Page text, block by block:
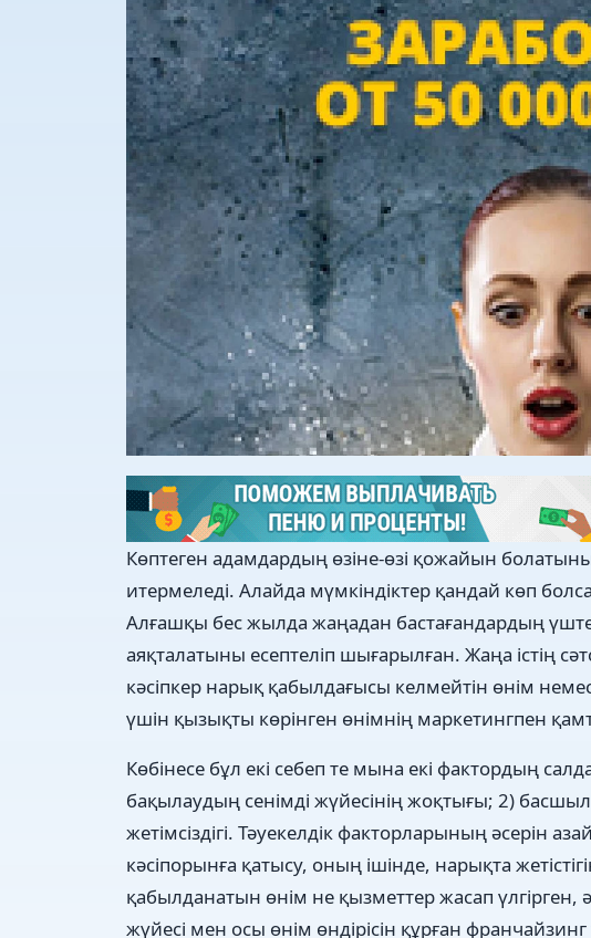
Көптеген адамдардың өзіне-өзі қожайын
итермеледі. Алайда мүмкіндіктер қандай көп
Алғашқы бес жылда жаңадан бастағандардың үштен
аяқталатыны есептеліп шығарылған. Жаңа істің
кәсіпкер нарық қабылдағысы келмейтін өнім
үшін қызықты көрінген өнімнің маркетингпен
Көбінесе бұл екі себеп те мына екі фактордың
бақылаудың сенімді жүйесінің жоқтығы; 2)
жетімсіздігі. Тәуекелдік факторларының әсерін
кәсіпорынға қатысу, оның ішінде, нарықта
қабылданатын өнім не қызметтер жасап үлгірген,
жүйесі мен осы өнім өндірісін құрған франчайзинг